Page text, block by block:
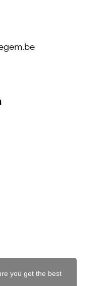
you get the best